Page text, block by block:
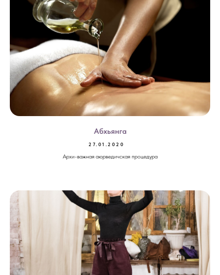
Абхьянга
27.01.2020
Архи-важная аюрведичская процедура